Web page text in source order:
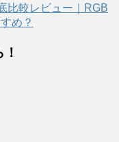
比較レビュー｜RGB
め？